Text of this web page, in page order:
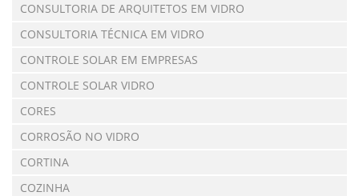
CONSULTORIA DE ARQUITETOS EM VIDRO
CONSULTORIA TÉCNICA EM VIDRO
CONTROLE SOLAR EM EMPRESAS
CONTROLE SOLAR VIDRO
CORES
CORROSÃO NO VIDRO
CORTINA
COZINHA